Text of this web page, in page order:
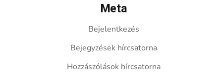
Meta
Bejelentkezés
Bejegyzések hírcsatorna
Hozzászólások hírcsatorna